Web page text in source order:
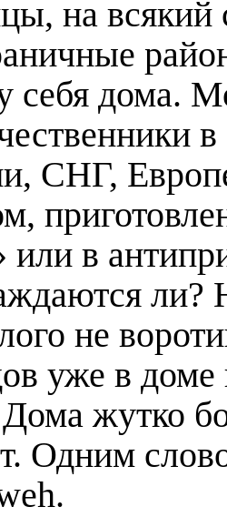
на всякий
себя дома.
СНГ,
или в
ли?
не
уже в доме
Дома жутко
Одним